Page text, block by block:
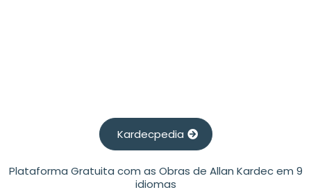
A Gênese (1868):
Kardecpedia
Plataforma Gratuita com as Obras de Allan Kardec em 9
idiomas